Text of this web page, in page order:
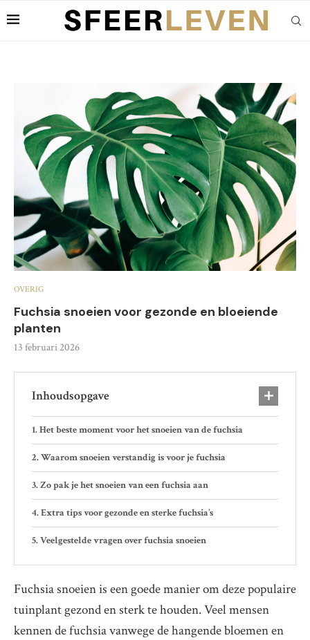
OVERIG
Fuchsia snoeien voor gezonde en bloeiende
planten
13 februari 2026
Inhoudsopgave
Het beste moment voor het snoeien van de fuchsia
Waarom snoeien verstandig is voor je fuchsia
Zo pak je het snoeien van een fuchsia aan
Extra tips voor gezonde en sterke fuchsia’s
Veelgestelde vragen over fuchsia snoeien
Fuchsia snoeien is een goede manier om deze populaire
tuinplant gezond en sterk te houden. Veel mensen
kennen de fuchsia vanwege de hangende bloemen en